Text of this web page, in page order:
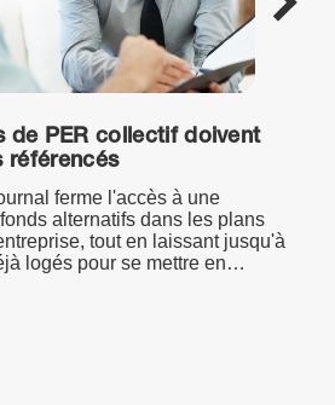
de PER collectif doivent
référencés
ferme l'accès à une
alternatifs dans les plans
tout en laissant jusqu'à
logés pour se mettre en